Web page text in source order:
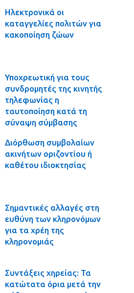
Ηλεκτρονικά οι
καταγγελίες πολιτών για
κακοποίηση ζώων
Υποχρεωτική για τους
συνδρομητές της κινητής
τηλεφωνίας η
ταυτοποίηση κατά τη
σύναψη σύμβασης
Διόρθωση συμβολαίων
ακινήτων οριζοντίου ή
καθέτου ιδιοκτησίας
Σημαντικές αλλαγές στη
ευθύνη των κληρονόμων
για τα χρέη της
κληρονομιάς
Συντάξεις χηρείας: Τα
κατώτατα όρια μετά την